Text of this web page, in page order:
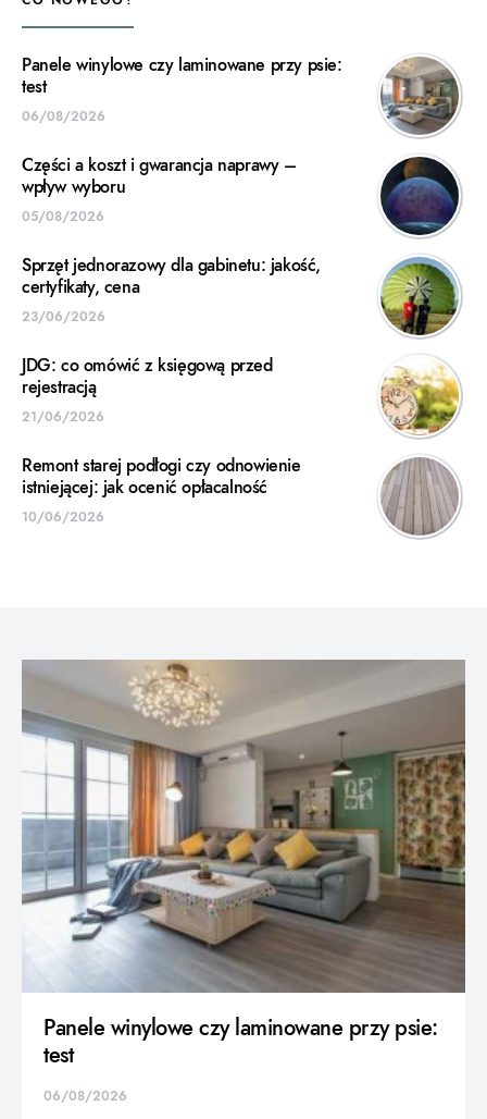
Panele winylowe czy laminowane przy psie:
test
06/08/2026
Części a koszt i gwarancja naprawy –
wpływ wyboru
05/08/2026
Sprzęt jednorazowy dla gabinetu: jakość,
certyfikaty, cena
23/06/2026
JDG: co omówić z księgową przed
rejestracją
21/06/2026
Remont starej podłogi czy odnowienie
istniejącej: jak ocenić opłacalność
10/06/2026
Panele winylowe czy laminowane przy psie:
test
06/08/2026